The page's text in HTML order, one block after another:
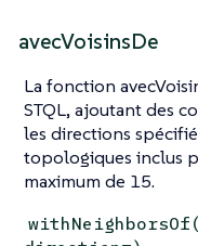
avecVoisinsDe
La fonction
STQL, ajoutant des
les directions
topologiques inclus
maximum de 15.